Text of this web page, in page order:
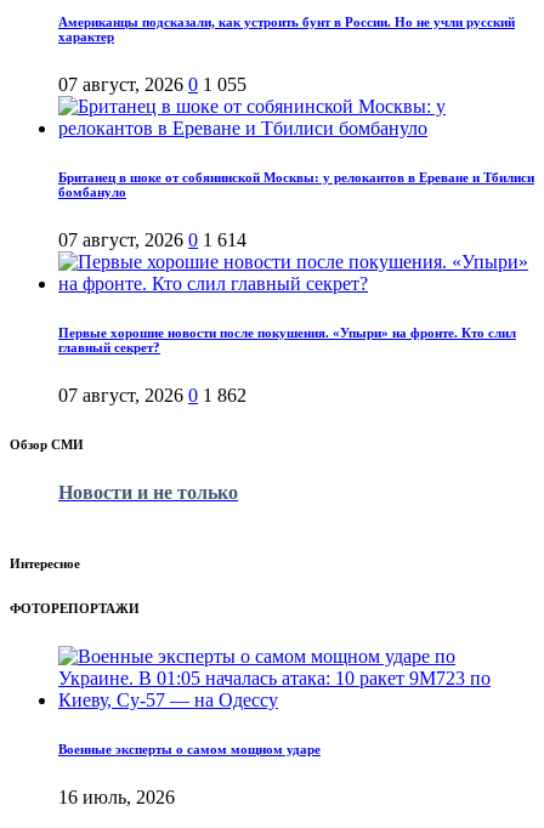
Американцы подсказали, как устроить бунт в России. Но не учли русский
характер
07 август, 2026 0 1 055
Британец в шоке от собянинской Москвы: у релокантов в Ереване и Тбилиси
бомбануло
07 август, 2026 0 1 614
Первые хорошие новости после покушения. «Упыри» на фронте. Кто слил
главный секрет?
07 август, 2026 0 1 862
Обзор СМИ
Новости и не только
Интересное
ФОТОРЕПОРТАЖИ
Военные эксперты о самом мощном ударе
16 июль, 2026